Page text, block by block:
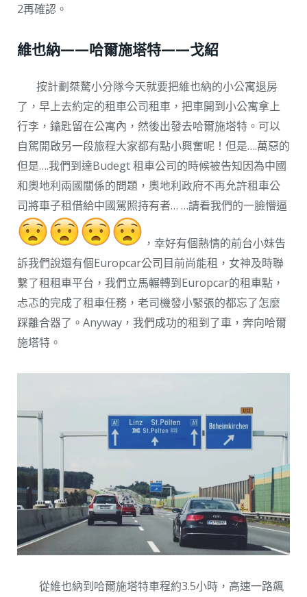
2再確認。
維也納——哈爾施塔特——戈紹
按計劃桀驁小分隊今天就要把維也納的小公寓退房
了，早上去約定的租車公司租車，把車開到小公寓拿上
行李，鑰匙留在公寓內，然後出發去哈爾施塔特。可以
自駕開啟另一段旅程大家都有點小興奮呢！但是….萬惡的
但是….我們到達Budegt 租車公司的時候被告知因為中國
和奧地利兩國關係的問題，奧地利政府不再允許租車公
司將車子租借給中國駕照持有者… …請看我們的一臉懵逼
，幸好有個熱情的前台小妹告
訴我們說還有個Europcar公司目前尚能租，女神及時聯
繫了租租車平台，我們立馬輾轉到Europcar的租車點，
忐忑的完成了租車任務，老司機發小緊張的都忘了怎麼
踩離合器了。Anyway，我們成功的租到了車，奔向哈爾
施塔特。
從維也納到哈爾施塔特車程約3.5小時，高速一路飆